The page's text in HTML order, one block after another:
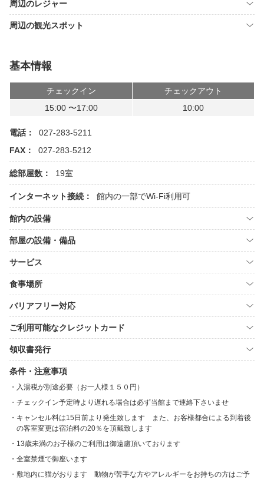
周辺のレジャー
周辺の観光スポット
基本情報
チェックイン
チェックアウト
15:00 〜17:00
10:00
電話：
027-283-5211
FAX：
027-283-5212
総部屋数： 19室
インターネット接続： 館内の一部でWi-Fi利用可
館内の設備
部屋の設備・備品
サービス
食事場所
バリアフリー対応
ご利用可能なクレジットカード
領収書発行
条件・注意事項
入湯税が別途必要（お一人様１５０円）
チェックイン予定時より遅れる場合は必ず当館まで連絡下さいませ
キャンセル料は15日前より発生致します また、お客様都合による到着後
の客室変更は宿泊料の20％を頂戴致します
13歳未満のお子様のご利用は御遠慮頂いております
全室禁煙で御座います
敷地内に猫がおります 動物が苦手な方やアレルギーをお持ちの方はご予